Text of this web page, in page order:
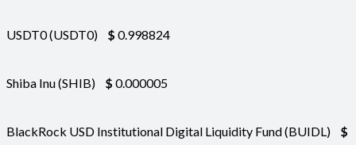
USDT0 (USDT0) $ 0.998824
Shiba Inu (SHIB) $ 0.000005
BlackRock USD Institutional Digital Liquidity Fund (BUIDL)
$